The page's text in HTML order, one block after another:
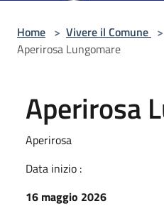
Home > Vivere il Comune >
Aperirosa Lungomare
Aperirosa
Aperirosa
Data inizio :
16 maggio 2026